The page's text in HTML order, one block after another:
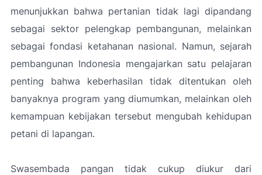
menunjukkan bahwa pertanian tidak lagi dipandang
sebagai sektor pelengkap pembangunan, melainkan
sebagai fondasi ketahanan nasional. Namun, sejarah
pembangunan Indonesia mengajarkan satu pelajaran
penting bahwa keberhasilan tidak ditentukan oleh
banyaknya program yang diumumkan, melainkan oleh
kemampuan kebijakan tersebut mengubah kehidupan
petani di lapangan.
Swasembada pangan tidak cukup diukur dari